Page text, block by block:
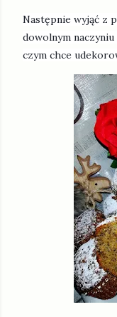
Następnie wyjąć z
dowolnym
czym chce